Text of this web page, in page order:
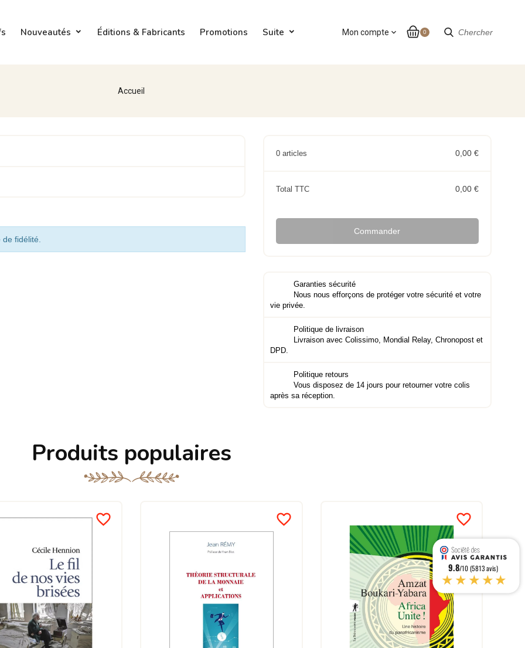
Chercher
Nouveautés Éditions & Fabricants Promotions Suite 0
Mon compte expand_more
Accueil
fidélité.
0 articles 0,00 €
Total TTC 0,00 €
Commander
Garanties sécurité
Nous nous efforçons de protéger votre sécurité et votre
vie privée.
Politique de livraison
Livraison avec Colissimo, Mondial Relay, Chronopost et
DPD.
Politique retours
Vous disposez de 14 jours pour retourner votre colis
après sa réception.
Produits populaires
favorite_border favorite_border favorite_border
9.8/10 (5813 avis)
★★★★★